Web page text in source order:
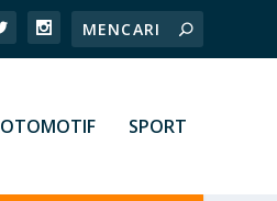
OTOMOTIF SPORT